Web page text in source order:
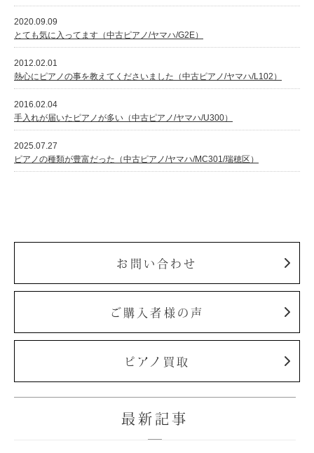
2020.09.09
とても気に入ってます（中古ピアノ/ヤマハ/G2E）
2012.02.01
熱心にピアノの事を教えてくださいました（中古ピアノ/ヤマハ/L102）
2016.02.04
手入れが届いたピアノが多い（中古ピアノ/ヤマハ/U300）
2025.07.27
ピアノの種類が豊富だった（中古ピアノ/ヤマハ/MC301/瑞穂区）
お問い合わせ
ご購入者様の声
ピアノ買取
最新記事